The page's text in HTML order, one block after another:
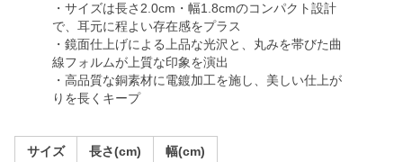
・サイズは長さ2.0cm・幅1.8cmのコンパクト設計
で、耳元に程よい存在感をプラス
・鏡面仕上げによる上品な光沢と、丸みを帯びた曲
線フォルムが上質な印象を演出
・高品質な銅素材に電鍍加工を施し、美しい仕上が
りを長くキープ
サイズ 長さ(cm) 幅(cm)